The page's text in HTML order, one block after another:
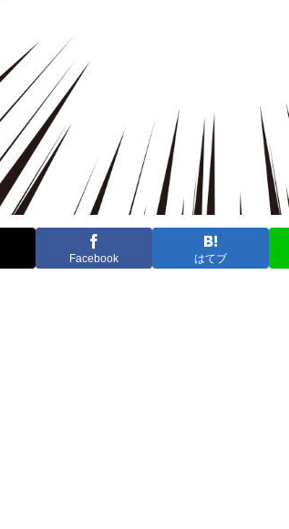
Facebook はてブ